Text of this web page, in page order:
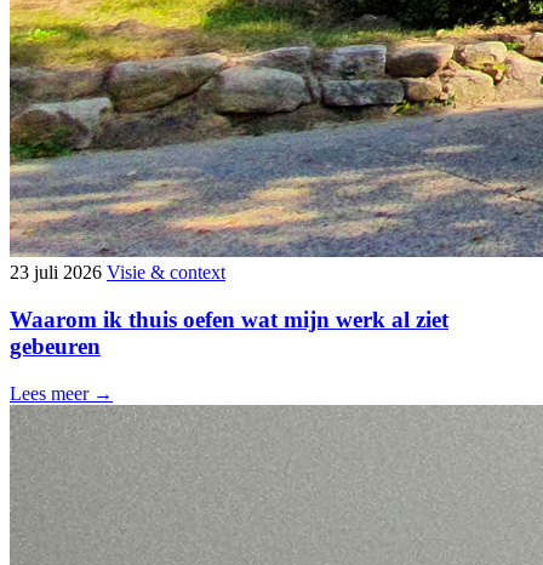
23 juli 2026 Visie & context
Waarom ik thuis oefen wat mijn werk al ziet
gebeuren
Lees meer →